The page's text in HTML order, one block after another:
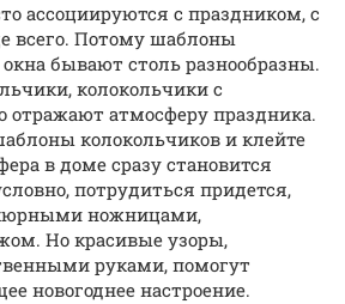
ассоциируются с праздником, с
всего. Потому шаблоны
бывают столь разнообразны.
колокольчики с
отражают атмосферу праздника.
колокольчиков и клейте
в доме сразу становится
потрудиться придется,
ножницами,
Но красивые узоры,
руками, помогут
новогоднее настроение.